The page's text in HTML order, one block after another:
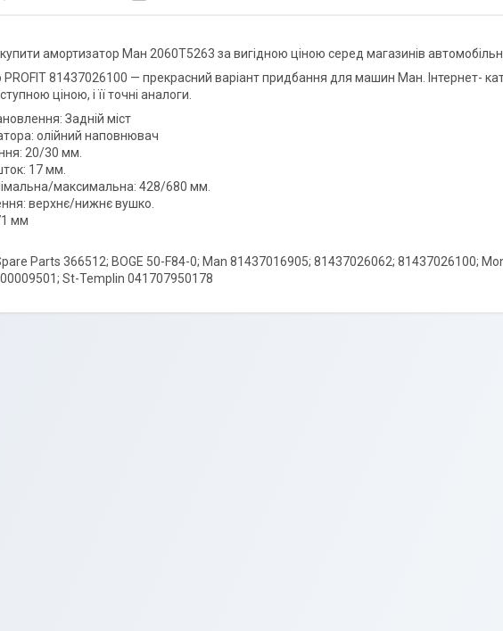
амортизатор Ман 2060T5263 за вигідною ціною серед магазинів
81437026100 — прекрасний варіант придбання для машин Ман. Інтернет-
ціною, і її точні аналоги.
Задній міст
олійний наповнювач
20/30 мм.
17 мм.
максимальна: 428/680 мм.
верхнє/нижнє вушко.
мм
Parts 366512; BOGE 50-F84-0; Man 81437016905; 81437026062; 81437026100;
St-Templin 041707950178